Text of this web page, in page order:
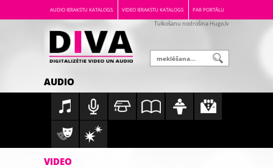
AUDIO IERAKSTU KATALOGS VIDEO IERAKSTU KATALOGS PAR PORTĀLU
Tulkošanu nodrošina Hugo.lv
AUDIO
VIDEO